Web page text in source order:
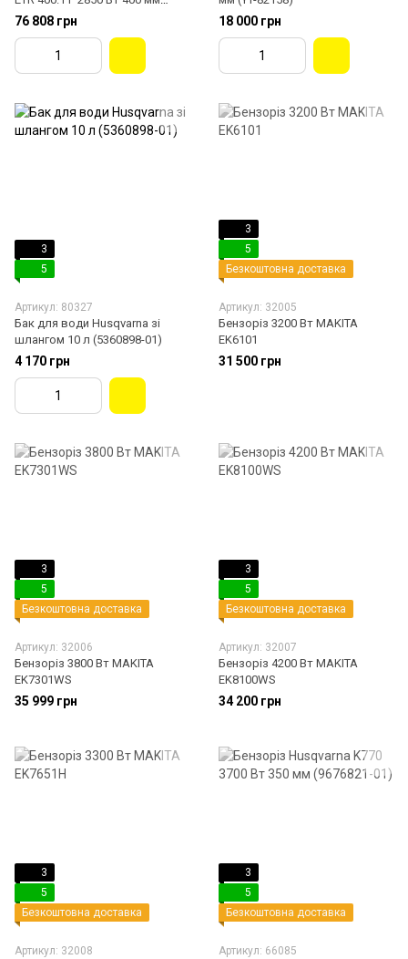
(0682A000)
76 808 грн 18 000 грн
3
5
Артикул: 80327
Бак для води Husqvarna зі
шлангом 10 л (5360898-01)
4 170 грн
3
5
Безкоштовна доставка
Артикул: 32005
Бензоріз 3200 Вт MAKITA
EK6101
31 500 грн
3
5
Безкоштовна доставка
Артикул: 32006
Бензоріз 3800 Вт MAKITA
EK7301WS
35 999 грн
3
5
Безкоштовна доставка
Артикул: 32007
Бензоріз 4200 Вт MAKITA
EK8100WS
34 200 грн
3
5
Безкоштовна доставка
Артикул: 32008
3
5
Безкоштовна доставка
Артикул: 66085